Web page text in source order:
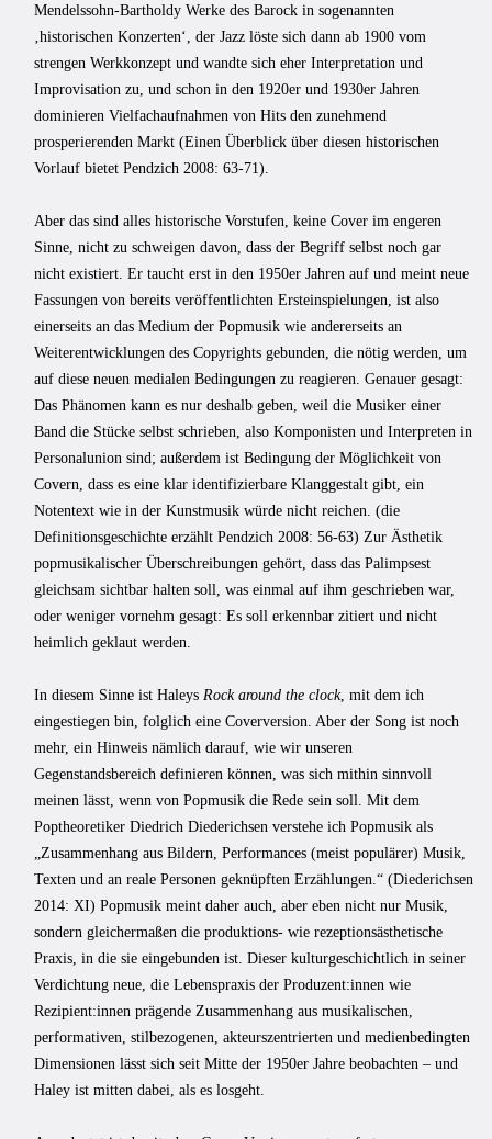
Mendelssohn-Bartholdy Werke des Barock in sogenannten
‚historischen Konzerten‘, der Jazz löste sich dann ab 1900 vom
strengen Werkkonzept und wandte sich eher Interpretation und
Improvisation zu, und schon in den 1920er und 1930er Jahren
dominieren Vielfachaufnahmen von Hits den zunehmend
prosperierenden Markt (Einen Überblick über diesen historischen
Vorlauf bietet Pendzich 2008: 63-71).
Aber das sind alles historische Vorstufen, keine Cover im engeren
Sinne, nicht zu schweigen davon, dass der Begriff selbst noch gar
nicht existiert. Er taucht erst in den 1950er Jahren auf und meint neue
Fassungen von bereits veröffentlichten Ersteinspielungen, ist also
einerseits an das Medium der Popmusik wie andererseits an
Weiterentwicklungen des Copyrights gebunden, die nötig werden, um
auf diese neuen medialen Bedingungen zu reagieren. Genauer gesagt:
Das Phänomen kann es nur deshalb geben, weil die Musiker einer
Band die Stücke selbst schrieben, also Komponisten und Interpreten in
Personalunion sind; außerdem ist Bedingung der Möglichkeit von
Covern, dass es eine klar identifizierbare Klanggestalt gibt, ein
Notentext wie in der Kunstmusik würde nicht reichen. (die
Definitionsgeschichte erzählt Pendzich 2008: 56-63) Zur Ästhetik
popmusikalischer Überschreibungen gehört, dass das Palimpsest
gleichsam sichtbar halten soll, was einmal auf ihm geschrieben war,
oder weniger vornehm gesagt: Es soll erkennbar zitiert und nicht
heimlich geklaut werden.
In diesem Sinne ist Haleys Rock around the clock, mit dem ich
eingestiegen bin, folglich eine Coverversion. Aber der Song ist noch
mehr, ein Hinweis nämlich darauf, wie wir unseren
Gegenstandsbereich definieren können, was sich mithin sinnvoll
meinen lässt, wenn von Popmusik die Rede sein soll. Mit dem
Poptheoretiker Diedrich Diederichsen verstehe ich Popmusik als
„Zusammenhang aus Bildern, Performances (meist populärer) Musik,
Texten und an reale Personen geknüpften Erzählungen.“ (Diederichsen
2014: XI) Popmusik meint daher auch, aber eben nicht nur Musik,
sondern gleichermaßen die produktions- wie rezeptionsästhetische
Praxis, in die sie eingebunden ist. Dieser kulturgeschichtlich in seiner
Verdichtung neue, die Lebenspraxis der Produzent:innen wie
Rezipient:innen prägende Zusammenhang aus musikalischen,
performativen, stilbezogenen, akteurszentrierten und medienbedingten
Dimensionen lässt sich seit Mitte der 1950er Jahre beobachten – und
Haley ist mitten dabei, als es losgeht.